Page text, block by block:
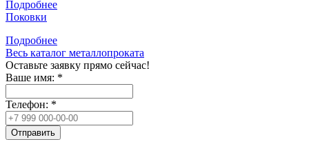
Подробнее
Поковки
Подробнее
Весь каталог металлопроката
Оставьте заявку прямо сейчас!
Ваше имя: *
Телефон: *
Отправить